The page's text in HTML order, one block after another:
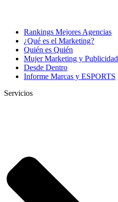
Rankings Mejores Agencias
¿Qué es el Marketing?
Quién es Quién
Mujer Marketing y Publicidad
Desde Dentro
Informe Marcas y ESPORTS
Servicios